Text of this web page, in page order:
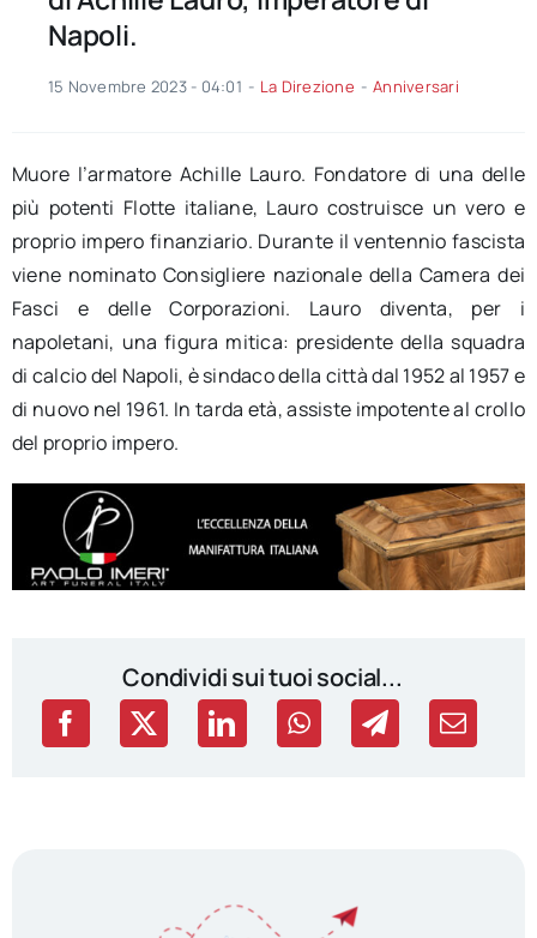
Napoli.
15 Novembre 2023 - 04:01 - La Direzione - Anniversari
Muore l’armatore Achille Lauro. Fondatore di una delle
più potenti Flotte italiane, Lauro costruisce un vero e
proprio impero finanziario. Durante il ventennio fascista
viene nominato Consigliere nazionale della Camera dei
Fasci e delle Corporazioni. Lauro diventa, per i
napoletani, una figura mitica: presidente della squadra
di calcio del Napoli, è sindaco della città dal 1952 al 1957 e
di nuovo nel 1961. In tarda età, assiste impotente al crollo
del proprio impero.
Condividi sui tuoi social...